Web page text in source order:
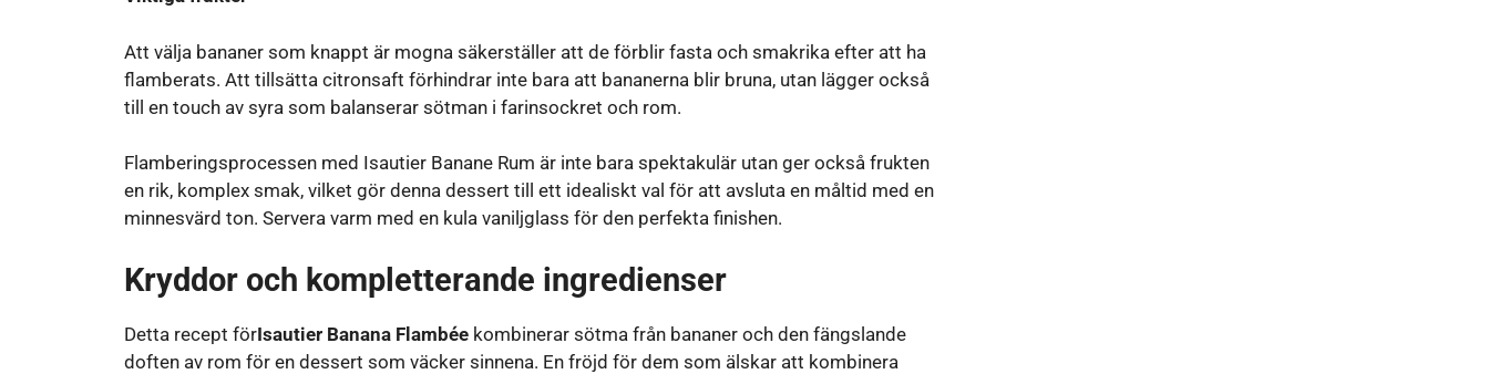
Att välja bananer som knappt är mogna säkerställer att de förblir fasta och smakrika efter att ha
flamberats. Att tillsätta citronsaft förhindrar inte bara att bananerna blir bruna, utan lägger också
till en touch av syra som balanserar sötman i farinsockret och rom.
Flamberingsprocessen med Isautier Banane Rum är inte bara spektakulär utan ger också frukten
en rik, komplex smak, vilket gör denna dessert till ett idealiskt val för att avsluta en måltid med en
minnesvärd ton. Servera varm med en kula vaniljglass för den perfekta finishen.
Kryddor och kompletterande ingredienser
Detta recept förIsautier Banana Flambée kombinerar sötma från bananer och den fängslande
doften av rom för en dessert som väcker sinnena. En fröjd för dem som älskar att kombinera